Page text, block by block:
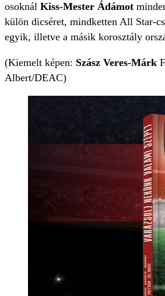
osoknál Kiss-Mester Ádámot
külön dicséret, mindketten All Star-
egyik, illetve a másik korosztály
(Kiemelt képen: Szász Veres-Márk
Albert/DEAC)